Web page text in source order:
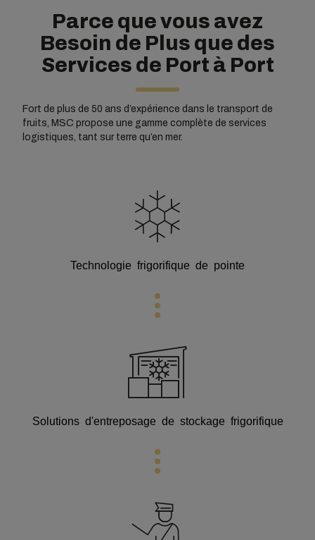
Parce que vous avez
Besoin de Plus que des
Services de Port à Port
Fort de plus de 50 ans d’expérience dans le transport de
fruits, MSC propose une gamme complète de services
logistiques, tant sur terre qu’en mer.
Technologie frigorifique de pointe
Solutions d'entreposage de stockage frigorifique